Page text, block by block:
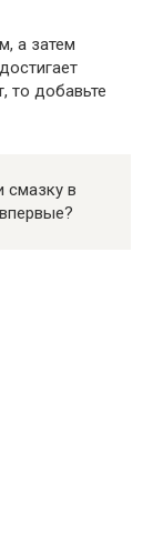
а затем
то добавьте
смазку в